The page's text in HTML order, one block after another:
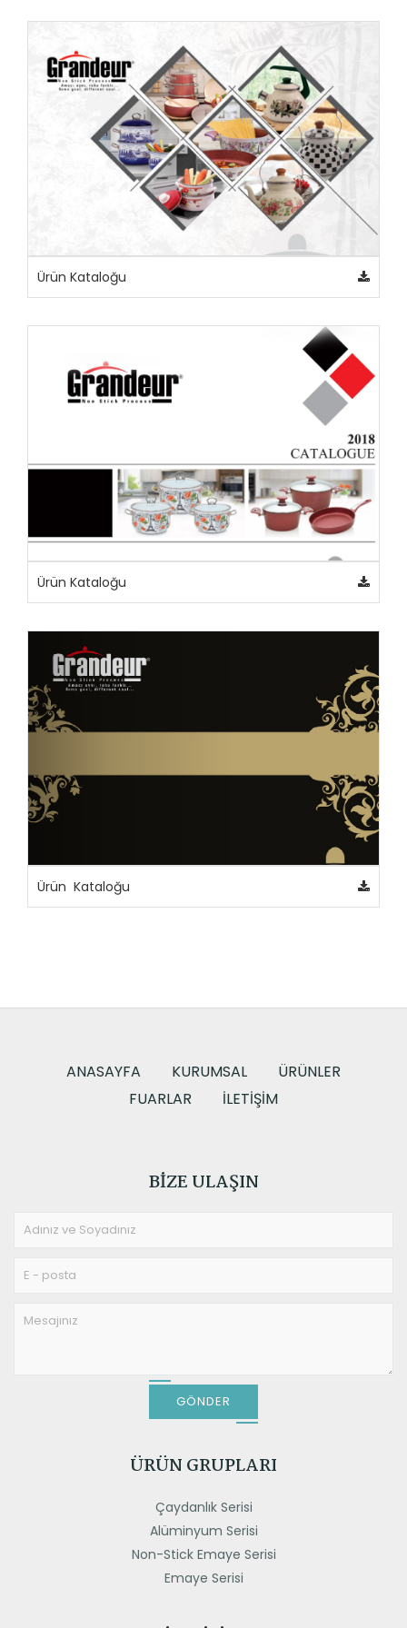
Ürün Kataloğu
Ürün Kataloğu
Ürün Kataloğu
ANASAYFA KURUMSAL
ÜRÜNLER
FUARLAR
İLETIŞIM
BIZE ULAŞIN
GÖNDER
ÜRÜN GRUPLARI
Çaydanlık Serisi
Alüminyum Serisi
Non-Stick Emaye Serisi
Emaye Serisi